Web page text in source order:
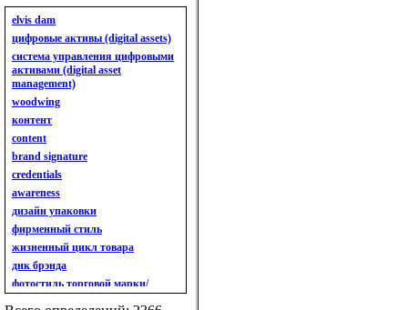
logo
looking–glass self
low–involvement product
loyalty
loyalty programs
elvis dam
цифровые активы (digital assets)
система управления цифровыми
активами (digital asset
management)
woodwing
контент
content
brand signature
credentials
awareness
дизайн упаковки
фирменный стиль
жизненный цикл товара
днк брэнда
фотостиль торговой марки/
линейки продукции